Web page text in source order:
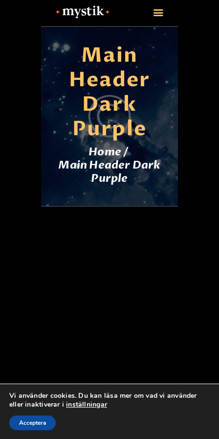
Main
Header
Dark
Purple
Home
Main Header Dark
Purple
Vi använder cookies. Du kan läsa mer om vad vi använder
eller inaktiverar iinställningar
Acceptera